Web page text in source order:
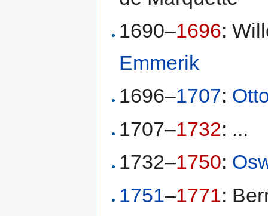
1690–1696:
Emmerik
1696–1707:
1707–1732: ...
1732–1750:
1751–1771: